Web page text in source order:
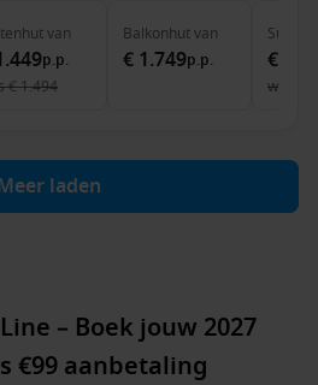
van
p.p.
€ 1.494
Balkonhutvan
€ 1.749p.p.
Suite
€
was
laden
– Boek jouw 2027
€99 aanbetaling